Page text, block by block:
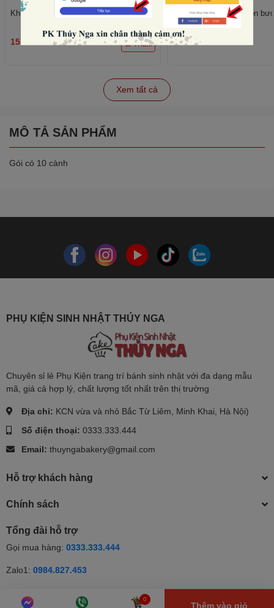
Khuôn silicon tròn - 8 trái tim to nhỏ.
15.000₫ THÊM
Khuôn silicon - hình con
75.000₫
Xem tất cả
MÔ TẢ SẢN PHẨM
Gói có 10 cành
PHỤ KIỆN SINH NHẬT THÚY NGA
Chuyên sỉ lẻ Phụ Kiện trang trí bánh sinh nhật với đa dạng mẫu
mã, giá cả hợp lý, chất lượng tốt nhất trên thị trường
Địa chỉ: KCN vừa và nhỏ Bắc Từ Liêm, Minh Khai, Hà Nội)
Số điện thoại: 0333.333.444
Email: thuyngabakery@gmail.com
Hỗ trợ khách hàng
Chính sách
Tổng đài hỗ trợ
Gọi mua hàng: 0333.333.444
Zalo1: 0984.827.453
0
Thêm vào giỏ